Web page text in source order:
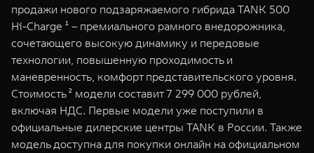
WEY 07
Расширяя границы комфорта
от 6 149 000 ₽
Эстетика
от 5 699
продажи нового подзаряжаемого гибрида TANK 500
Hi-Charge ¹ – премиального рамного внедорожника,
сочетающего высокую динамику и передовые
технологии, повышенную проходимость и
маневренность, комфорт представительского уровня.
Стоимость ² модели составит 7 299 000 рублей,
включая НДС. Первые модели уже поступили в
официальные дилерские центры TANK в России. Также
модель доступна для покупки онлайн на официальном